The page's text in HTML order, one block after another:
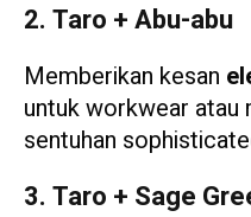
2. Taro + Abu-abu
Memberikan kesan
untuk workwear atau
sentuhan
3. Taro + Sage